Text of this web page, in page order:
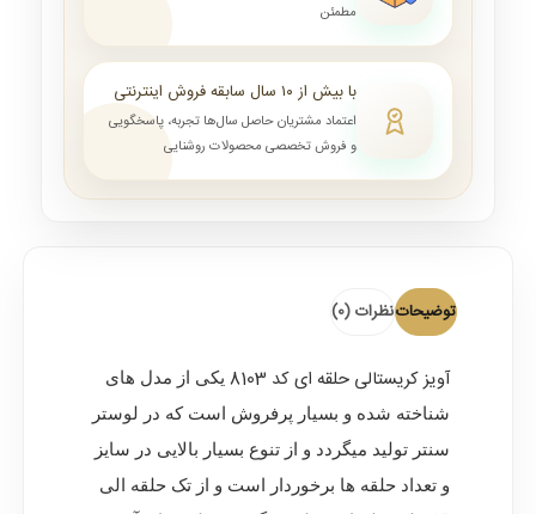
مطمئن
با بیش از ۱۰ سال سابقه فروش اینترنتی
اعتماد مشتریان حاصل سال‌ها تجربه، پاسخگویی
و فروش تخصصی محصولات روشنایی
توضیحاتنظرات (0)
آویز کریستالی حلقه ای کد 8103
یکی از مدل های
شناخته شده و بسیار پرفروش است که در لوستر
سنتر تولید میگردد و از تنوع بسیار بالایی در سایز
و تعداد حلقه ها برخوردار است و از تک حلقه الی